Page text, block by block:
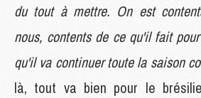
du tout à mettre. On est
nous, contents de ce qu'il fait
qu'il va continuer toute la saison
là, tout va bien pour le